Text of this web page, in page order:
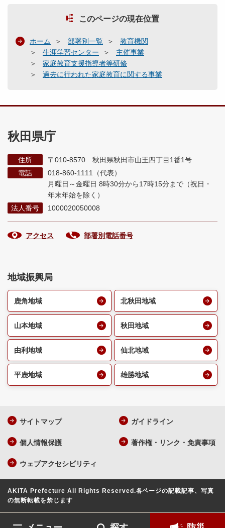
このページの現在位置
ホーム 部署別一覧
教育機関
生涯学習センター
主催事業
家庭教育支援指導者等研修
過去に行われた家庭教育に関する事業
秋田県庁
住所
〒010-8570 秋田県秋田市山王四丁目1番1号
電話
018-860-1111（代表）
月曜日～金曜日 8時30分から17時15分まで （祝日・
年末年始を除く）
法人番号
1000020050008
アクセス 部署別電話番号
地域振興局
鹿角地域 北秋田地域
山本地域 秋田地域
由利地域 仙北地域
平鹿地域 雄勝地域
サイトマップ ガイドライン
個人情報保護 著作権・リンク・免責事項
ウェブアクセシビリティ
AKITA Prefecture All Rights Reserved.各ページの記載記事、写真
の無断転載を禁じます